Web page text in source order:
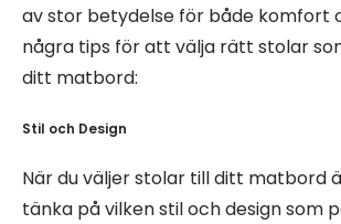
av stor betydelse för både komfort
några tips för att välja rätt stolar
ditt matbord:
Stil och Design
När du väljer stolar till ditt matbord
tänka på vilken stil och design som